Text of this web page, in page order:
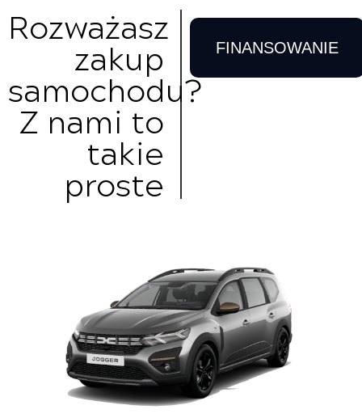
Rozważasz
zakup
samochodu?
Z nami to
takie
proste
FINANSOWANIE